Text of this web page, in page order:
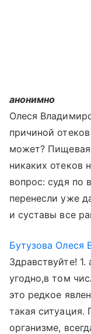
анонимно
Олеся
причиной
может? Пищевая
никаких отеков
вопрос: судя по
перенесли уже
и суставы все
Бутузова Олеся
Здравствуйте!
угодно,в том
это редкое
такая ситуация.
организме,